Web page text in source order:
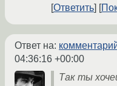
Ответить
Ответ на:
04:36:16 +00:00
Так ты